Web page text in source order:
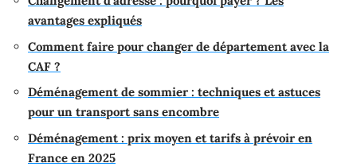
avantages expliqués
Comment faire pour changer de département avec la
CAF ?
Déménagement de sommier : techniques et astuces
pour un transport sans encombre
Déménagement : prix moyen et tarifs à prévoir en
France en 2025